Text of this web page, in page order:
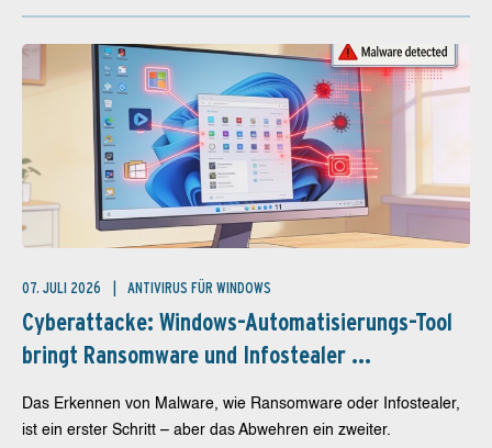
07. JULI 2026 ANTIVIRUS FÜR WINDOWS
Cyberattacke: Windows-Automatisierungs-Tool
bringt Ransomware und Infostealer ...
Das Erkennen von Malware, wie Ransomware oder Infostealer,
ist ein erster Schritt – aber das Abwehren ein zweiter.